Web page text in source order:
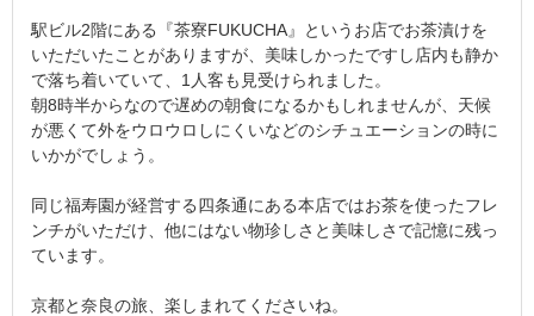
駅ビル2階にある『茶寮FUKUCHA』というお店でお茶漬けを
いただいたことがありますが、美味しかったですし店内も静か
で落ち着いていて、1人客も見受けられました。
朝8時半からなので遅めの朝食になるかもしれませんが、天候
が悪くて外をウロウロしにくいなどのシチュエーションの時に
いかがでしょう。
同じ福寿園が経営する四条通にある本店ではお茶を使ったフレ
ンチがいただけ、他にはない物珍しさと美味しさで記憶に残っ
ています。
京都と奈良の旅、楽しまれてくださいね。